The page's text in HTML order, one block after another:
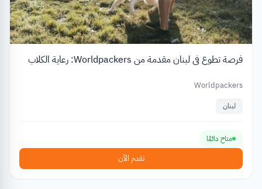
فرصة تطوع في لبنان مقدمة من Worldpackers: رعاية الكلاب
Worldpackers
لبنان
متاح دائمًا
تقدم الآن